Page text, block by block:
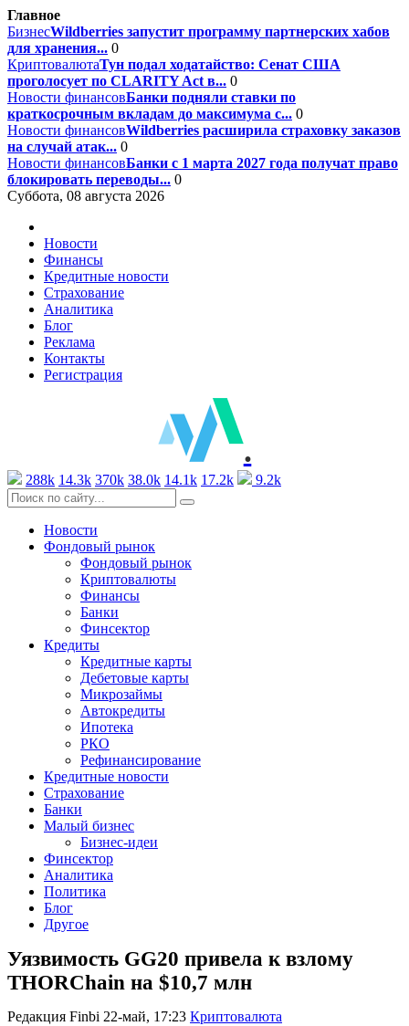
Главное
БизнесWildberries запустит программу партнерских хабов
для хранения... 0
КриптовалютаТун подал ходатайство: Сенат США
проголосует по CLARITY Act в... 0
Новости финансовБанки подняли ставки по
краткосрочным вкладам до максимума с... 0
Новости финансовWildberries расширила страховку заказов
на случай атак... 0
Новости финансовБанки с 1 марта 2027 года получат право
блокировать переводы... 0
Суббота, 08 августа 2026
Новости
Финансы
Кредитные новости
Страхование
Аналитика
Блог
Реклама
Контакты
Регистрация
.
288k 14.3k 370k 38.0k 14.1k 17.2k 9.2k
Новости
Фондовый рынок
Фондовый рынок
Криптовалюты
Финансы
Банки
Финсектор
Кредиты
Кредитные карты
Дебетовые карты
Микрозаймы
Автокредиты
Ипотека
РКО
Рефинансирование
Кредитные новости
Страхование
Банки
Малый бизнес
Бизнес-идеи
Финсектор
Аналитика
Политика
Блог
Другое
Уязвимость GG20 привела к взлому
THORChain на $10,7 млн
Редакция Finbi 22-май, 17:23 Криптовалюта